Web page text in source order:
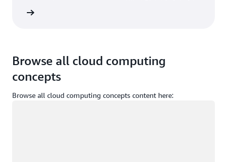
Browse all cloud computing
concepts
Browse all cloud computing concepts content here: